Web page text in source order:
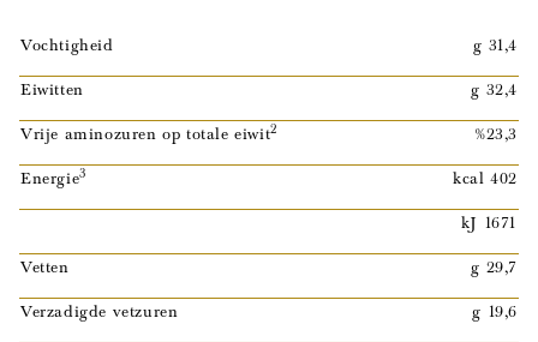
Vochtigheid
g 31,4
Eiwitten
g 32,4
Vrije aminozuren op totale eiwit2
%23,3
Energie3
kcal 402
kJ 1671
Vetten
g 29,7
Verzadigde vetzuren
g 19,6